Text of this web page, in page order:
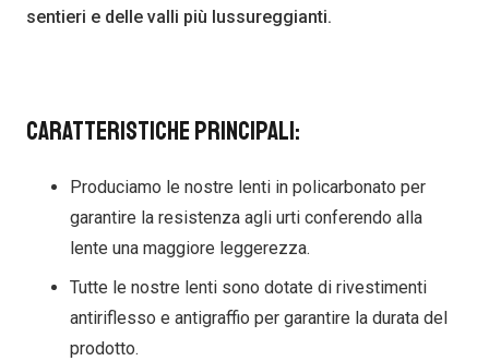
sentieri e delle valli più lussureggianti.
Caratteristiche principali:
Produciamo le nostre lenti in policarbonato per
garantire la resistenza agli urti conferendo alla
lente una maggiore leggerezza.
Tutte le nostre lenti sono dotate di rivestimenti
antiriflesso e antigraffio per garantire la durata del
prodotto.